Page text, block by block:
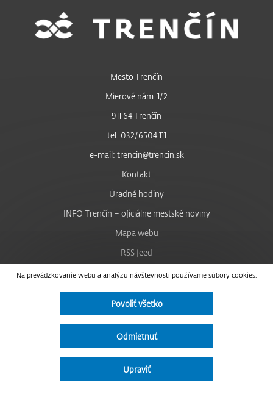
Na prevádzkovanie webu a analýzu návštevnosti používame súbory cookies.
Povoliť všetko
Odmietnuť
Upraviť
Mesto Trenčín
Mierové nám. 1/2
911 64 Trenčín
tel: 032/6504 111
e-mail: trencin@trencin.sk
Kontakt
Úradné hodiny
INFO Trenčín – oficiálne mestské noviny
Mapa webu
RSS feed
Nastavenie cookies
Facebook
Instagram
Vyhlásenie o prístupnosti